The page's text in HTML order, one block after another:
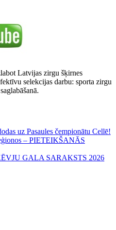
Latvijas zirgu šķirnes
selekcijas darbu: sporta zirgu
uz Pasaules čempionātu Cellē!
– PIETEIKŠANĀS
GALA SARAKSTS 2026